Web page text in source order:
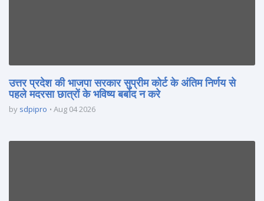
उत्तर प्रदेश की भाजपा सरकार सुप्रीम कोर्ट के अंतिम निर्णय से
पहले मदरसा छात्रों के भविष्य बर्बाद न करे
by sdpipro Aug 04 2026